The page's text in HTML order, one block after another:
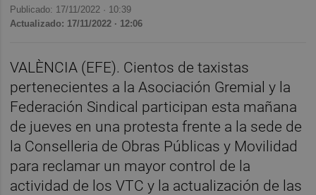
Publicado: 17/11/2022 · 10:39
Actualizado: 17/11/2022 · 12:06
VALÈNCIA (EFE). Cientos de taxistas
pertenecientes a la Asociación Gremial y la
Federación Sindical participan esta mañana
de jueves en una protesta frente a la sede de
la Conselleria de Obras Públicas y Movilidad
para reclamar un mayor control de la
actividad de los VTC y la actualización de las